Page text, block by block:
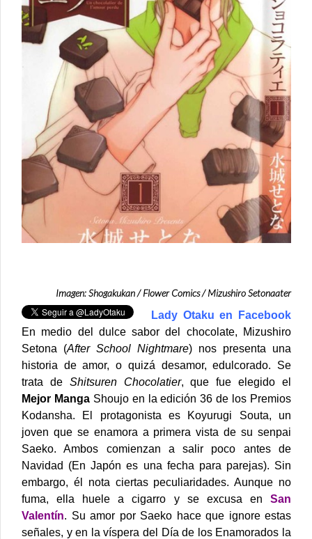
Imagen: Shogakukan / Flower Comics / Mizushiro Setonaater
Lady Otaku en Facebook
En medio del dulce sabor del chocolate, Mizushiro
Setona (After School Nightmare) nos presenta una
historia de amor, o quizá desamor, edulcorado. Se
trata de Shitsuren Chocolatier, que fue elegido el
Mejor Manga Shoujoen la edición 36 de los Premios
Kodansha. El protagonista es Koyurugi Souta, un
joven que se enamora a primera vista de su senpai
Saeko. Ambos comienzan a salir poco antes de
Navidad (En Japón es una fecha para parejas). Sin
embargo, él nota ciertas peculiaridades. Aunque no
fuma, ella huele a cigarro y se excusa en San
Valentín. Su amor por Saeko hace que ignore estas
señales, y en la víspera del Día de los Enamorados la